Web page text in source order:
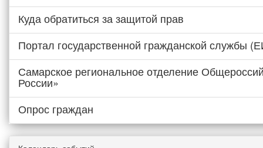
Куда обратиться за защитой прав
Портал государственной гражданской службы
Самарское региональное отделение
России»
Опрос граждан